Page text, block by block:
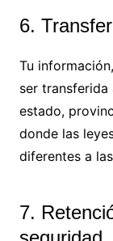
6.
Tu
ser
estado,
donde las
diferentes a
7.